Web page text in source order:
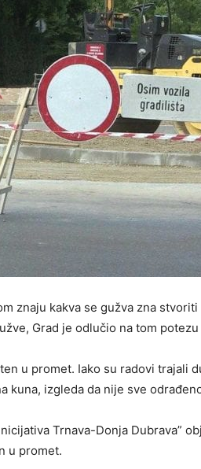
znaju kakva se gužva zna stvoriti
Grad je odlučio na tom
u promet. Iako su radovi trajali
kuna, izgleda da nije sve
Trnava-Donja Dubrava”
u promet.